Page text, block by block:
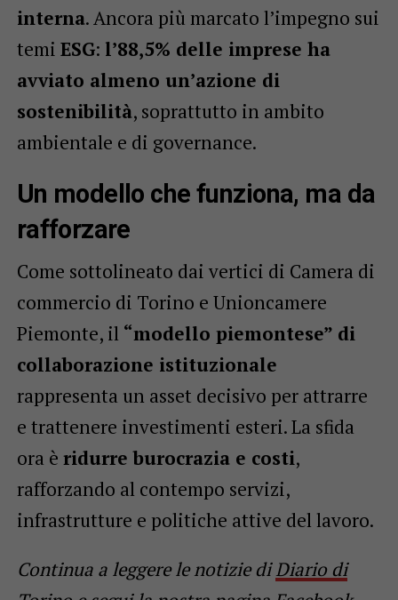
interna. Ancora più marcato l’impegno sui
temi ESG: l’88,5% delle imprese ha
avviato almeno un’azione di
sostenibilità, soprattutto in ambito
ambientale e di governance.
Un modello che funziona, ma da
rafforzare
Come sottolineato dai vertici di Camera di
commercio di Torino e Unioncamere
Piemonte, il “modello piemontese” di
collaborazione istituzionale
rappresenta un asset decisivo per attrarre
e trattenere investimenti esteri. La sfida
ora è ridurre burocrazia e costi,
rafforzando al contempo servizi,
infrastrutture e politiche attive del lavoro.
Continua a leggere le notizie diDiario di